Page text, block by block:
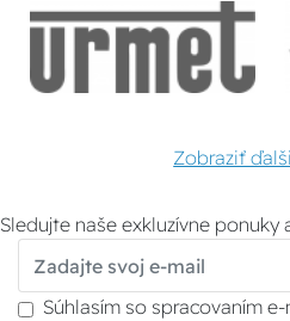
Zobraziť
Sledujte naše exkluzívne ponuky
Súhlasím so spracovaním